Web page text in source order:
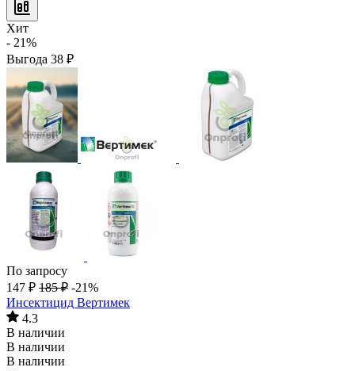
Хит
- 21%
Выгода 38 ₽
По запросу
147 ₽ 185 ₽ -21%
Инсектицид Вертимек
4.3
В наличии
В наличии
В наличии